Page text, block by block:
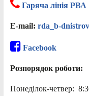
Гаряча лінія РВА
E-mail: rda_b-
Facebook
Розпорядок роботи:
Понеділок-четвер: